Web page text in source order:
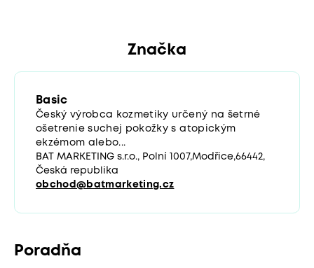
Značka
Basic
Český výrobca kozmetiky určený na šetrné
ošetrenie suchej pokožky s atopickým
ekzémom alebo...
BAT MARKETING s.r.o., Polní 1007,Modřice,66442,
Česká republika
obchod@batmarketing.cz
Poradňa